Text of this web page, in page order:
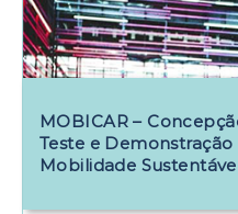
MOBICAR –
Teste e Demonstração
Mobilidade